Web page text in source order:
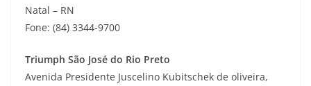
Natal – RN
Fone: (84) 3344-9700
Triumph São José do Rio Preto
Avenida Presidente Juscelino Kubitschek de oliveira,